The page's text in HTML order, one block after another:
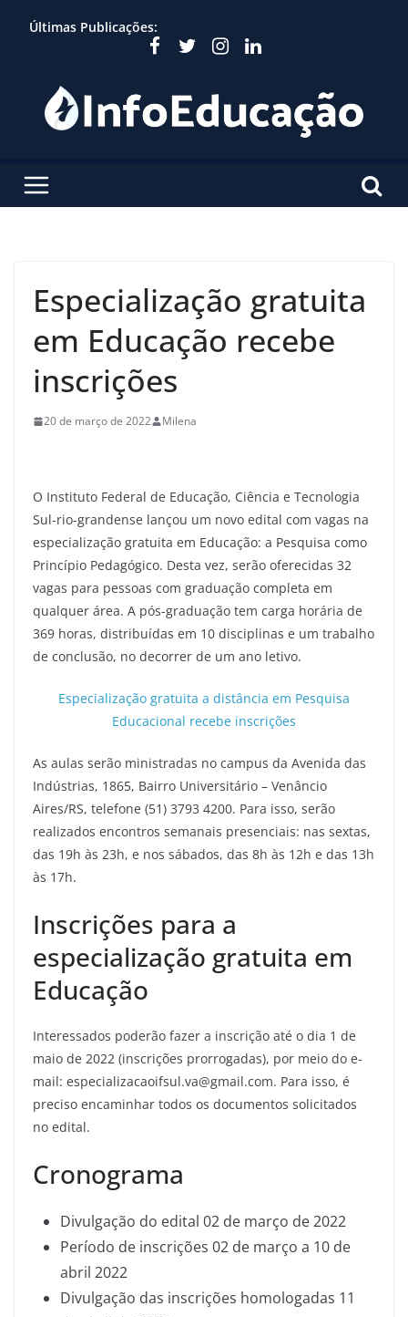
Últimas Publicações:
Especialização gratuita
em Educação recebe
inscrições
20 de março de 2022 Milena
O Instituto Federal de Educação, Ciência e Tecnologia
Sul-rio-grandense lançou um novo edital com vagas na
especialização gratuita em Educação: a Pesquisa como
Princípio Pedagógico. Desta vez, serão oferecidas 32
vagas para pessoas com graduação completa em
qualquer área. A pós-graduação tem carga horária de
369 horas, distribuídas em 10 disciplinas e um trabalho
de conclusão, no decorrer de um ano letivo.
Especialização gratuita a distância em Pesquisa
Educacional recebe inscrições
As aulas serão ministradas no campus da Avenida das
Indústrias, 1865, Bairro Universitário – Venâncio
Aires/RS, telefone (51) 3793 4200. Para isso, serão
realizados encontros semanais presenciais: nas sextas,
das 19h às 23h, e nos sábados, das 8h às 12h e das 13h
às 17h.
Inscrições para a
especialização gratuita em
Educação
Interessados poderão fazer a inscrição até o dia 1 de
maio de 2022 (inscrições prorrogadas), por meio do e-
mail: especializacaoifsul.va@gmail.com. Para isso, é
preciso encaminhar todos os documentos solicitados
no edital.
Cronograma
Divulgação do edital 02 de março de 2022
Período de inscrições 02 de março a 10 de
abril 2022
Divulgação das inscrições homologadas 11